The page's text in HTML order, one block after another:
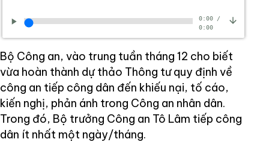
0:00/
0:00
Bộ Công an, vào trung tuần tháng 12 cho biết
vừa hoàn thành dự thảo Thông tư quy định về
công an tiếp công dân đến khiếu nại, tố cáo,
kiến nghị, phản ánh trong Công an nhân dân.
Trong đó, Bộ trưởng Công an Tô Lâm tiếp công
dân ít nhất một ngày/tháng.